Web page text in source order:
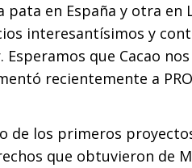
pata en España y otra
interesantísimos y
Esperamos que Cacao
recientemente a
de los primeros
que obtuvieron de